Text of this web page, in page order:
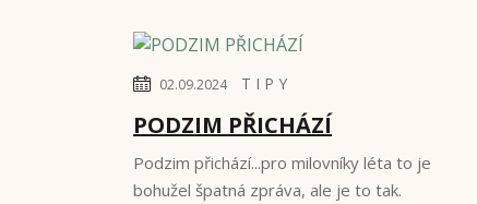
02.09.2024 T I P Y
PODZIM PŘICHÁZÍ
Podzim přichází...pro milovníky léta to je
bohužel špatná zpráva, ale je to tak.